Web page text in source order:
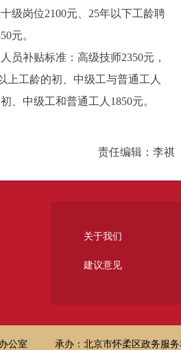
级岗位2100元、25年以下工龄聘
元。
补贴标准：高级技师2350元，
上工龄的初、中级工与普通工人
、中级工和普通工人1850元。
责任编辑：李祺
关于我们
建议意见
公室 承办：北京市怀柔区政务服